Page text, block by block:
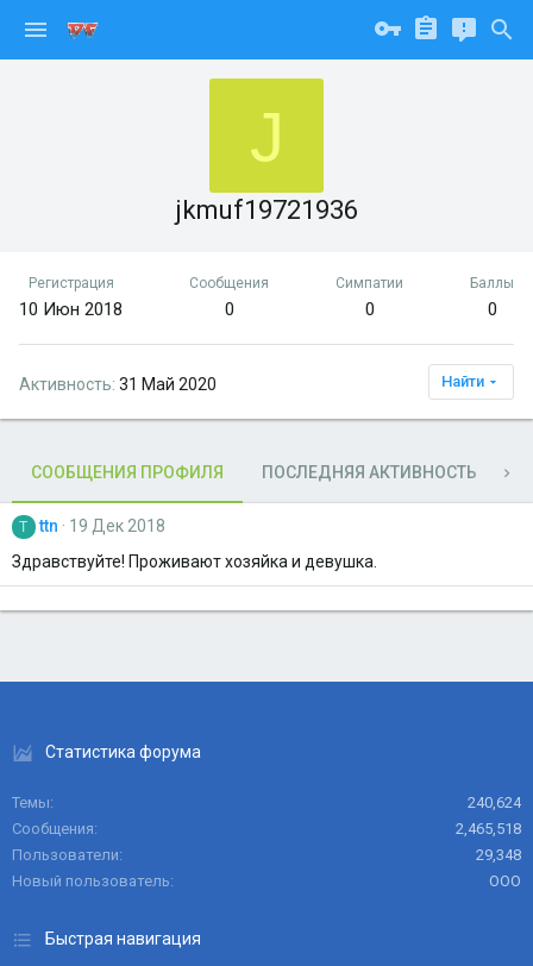
J
jkmuf19721936
Регистрация
10 Июн 2018
Сообщения
0
Симпатии
0
Баллы
0
Активность 31 Май 2020 Найти
СООБЩЕНИЯ ПРОФИЛЯ ПОСЛЕДНЯЯ АКТИВНОСТЬ
T ttn
19 Дек 2018
Здравствуйте! Проживают хозяйка и девушка.
Статистика форума
Темы
240,624
Сообщения
2,465,518
Пользователи
29,348
Новый пользователь
ООО
Быстрая навигация